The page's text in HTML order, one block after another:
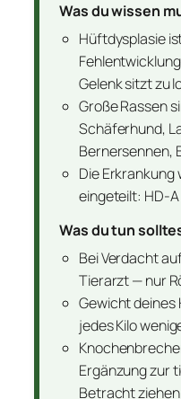
Was du wissen
Hüftdysplasie
Gelenk sitzt zu
Große Rassen
Schäferhund,
Bernersennen,
Die
eingeteilt: HD-
Was du tun
Bei Verdacht
Tierarzt — nur
Gewicht deines
jedes Kilo
Ergänzung zur
Betracht ziehen